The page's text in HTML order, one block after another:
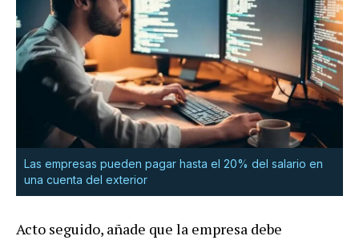
Las empresas pueden pagar hasta el 20% del salario en
una cuenta del exterior
Acto seguido, añade que la empresa debe